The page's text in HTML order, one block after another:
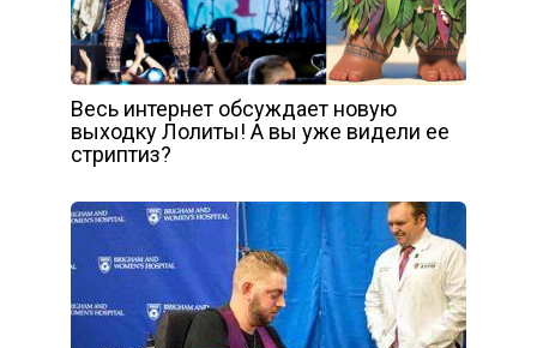
Весь интернет обсуждает новую
выходку Лолиты! А вы уже видели ее
стриптиз?